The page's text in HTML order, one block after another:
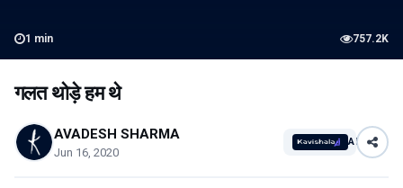
1 min 757.2K
गलत थोड़े हम थे
AVADESH SHARMA
Jun 16, 2020
AI